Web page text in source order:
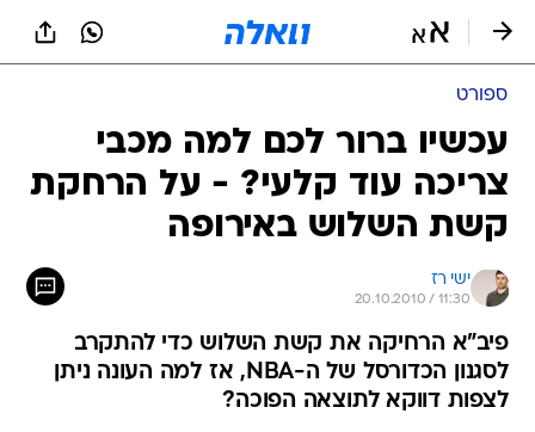
ספורט
עכשיו ברור לכם למה מכבי
צריכה עוד קלעי? - על הרחקת
קשת השלוש באירופה
ישי רז
20.10.2010 / 11:30
פיב"א הרחיקה את קשת השלוש כדי להתקרב
לסגנון הכדורסל של ה-NBA, אז למה העונה ניתן
לצפות דווקא לתוצאה הפוכה?